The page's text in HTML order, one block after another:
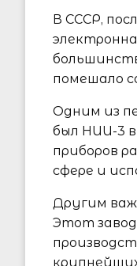
В СССР,
помешало
Одним из
был НИИ-3 в
приборов
сфере и
Другим
Этот завод